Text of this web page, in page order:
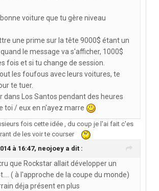
voiture que tu gère niveau
une prime sur la tête 9000$ étant un
le message va s'afficher, 1000$
fois et si tu change de session.
les foufous avec leurs voitures, te
te tuer.
dans Los Santos pendant des heures
toi / eux en n'ayez marre
fois cette idée , du coup je l'ai fait c'es
de les voir te courser
à 16:47, neojoey a dit :
que Rockstar allait développer un
( à l'approche de la coupe du monde)
déja présent en plus